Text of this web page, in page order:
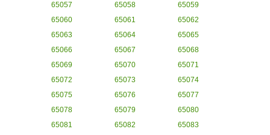
65057
65058
65059
65060
65061
65062
65063
65064
65065
65066
65067
65068
65069
65070
65071
65072
65073
65074
65075
65076
65077
65078
65079
65080
65081
65082
65083